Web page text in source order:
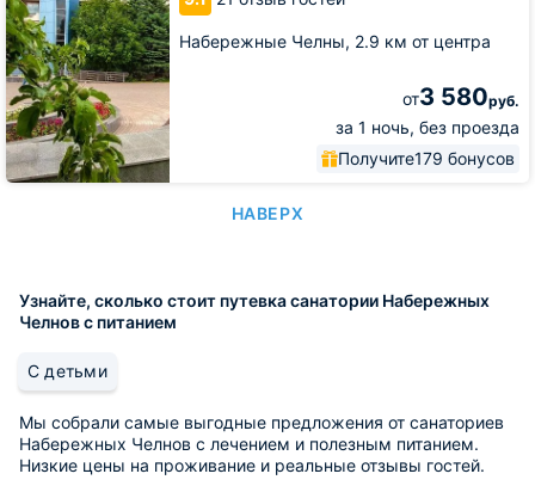
Набережные Челны, 2.9 км от центра
от3 580руб.
за 1 ночь, без проезда
Получите179 бонусов
НАВЕРХ
Узнайте, сколько стоит путевка санатории Набережных
Челнов с питанием
С детьми
Мы собрали самые выгодные предложения от санаториев
Набережных Челнов с лечением и полезным питанием.
Низкие цены на проживание и реальные отзывы гостей.